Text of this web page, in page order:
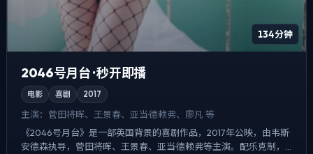
134分钟
2046号月台 · 秒开即播
电影 喜剧 2017
主演： 菅田将晖、王景春、亚当·德赖弗、廖凡 等
《2046号月台》是一部英国背景的喜剧作品，2017年公映，由韦斯·
安德森执导，菅田将晖、王景春、亚当·德赖弗等主演。配乐克制，